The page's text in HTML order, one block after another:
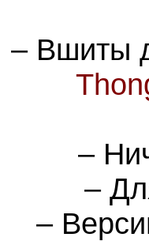
– Вшиты
–
–
–